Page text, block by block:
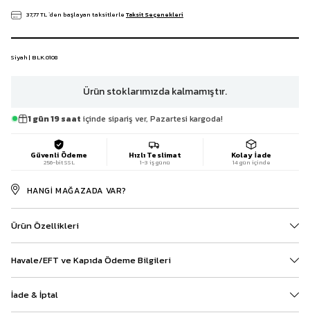
37,77 TL`den başlayan taksitlerle Taksit Seçenekleri
Siyah | BLK.0108
Ürün stoklarımızda kalmamıştır.
1 gün 19 saat içinde sipariş ver, Pazartesi kargoda!
Güvenli Ödeme
256-bit SSL
Hızlı Teslimat
1-3 iş günü
Kolay İade
14 gün içinde
HANGI MAĞAZADA VAR?
Ürün Özellikleri
Havale/EFT ve Kapıda Ödeme Bilgileri
İade & İptal